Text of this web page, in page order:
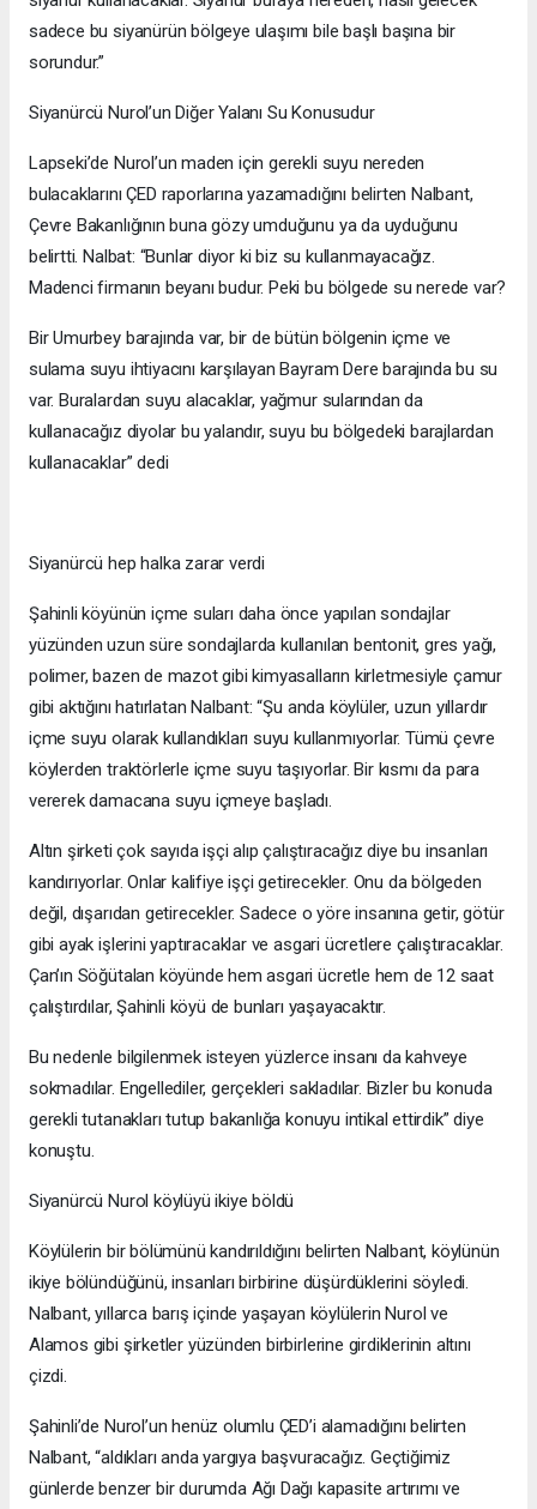
sadece bu siyanürün bölgeye ulaşımı bile başlı başına bir
sorundur.”
Siyanürcü Nurol’un Diğer Yalanı Su Konusudur
Lapseki’de Nurol’un maden için gerekli suyu nereden
bulacaklarını ÇED raporlarına yazamadığını belirten Nalbant,
Çevre Bakanlığının buna gözy umduğunu ya da uyduğunu
belirtti. Nalbat: “Bunlar diyor ki biz su kullanmayacağız.
Madenci firmanın beyanı budur. Peki bu bölgede su nerede var?
Bir Umurbey barajında var, bir de bütün bölgenin içme ve
sulama suyu ihtiyacını karşılayan Bayram Dere barajında bu su
var. Buralardan suyu alacaklar, yağmur sularından da
kullanacağız diyolar bu yalandır, suyu bu bölgedeki barajlardan
kullanacaklar” dedi
Siyanürcü hep halka zarar verdi
Şahinli köyünün içme suları daha önce yapılan sondajlar
yüzünden uzun süre sondajlarda kullanılan bentonit, gres yağı,
polimer, bazen de mazot gibi kimyasalların kirletmesiyle çamur
gibi aktığını hatırlatan Nalbant: “Şu anda köylüler, uzun yıllardır
içme suyu olarak kullandıkları suyu kullanmıyorlar. Tümü çevre
köylerden traktörlerle içme suyu taşıyorlar. Bir kısmı da para
vererek damacana suyu içmeye başladı.
Altın şirketi çok sayıda işçi alıp çalıştıracağız diye bu insanları
kandırıyorlar. Onlar kalifiye işçi getirecekler. Onu da bölgeden
değil, dışarıdan getirecekler. Sadece o yöre insanına getir, götür
gibi ayak işlerini yaptıracaklar ve asgari ücretlere çalıştıracaklar.
Çan’ın Söğütalan köyünde hem asgari ücretle hem de 12 saat
çalıştırdılar, Şahinli köyü de bunları yaşayacaktır.
Bu nedenle bilgilenmek isteyen yüzlerce insanı da kahveye
sokmadılar. Engellediler, gerçekleri sakladılar. Bizler bu konuda
gerekli tutanakları tutup bakanlığa konuyu intikal ettirdik” diye
konuştu.
Siyanürcü Nurol köylüyü ikiye böldü
Köylülerin bir bölümünü kandırıldığını belirten Nalbant, köylünün
ikiye bölündüğünü, insanları birbirine düşürdüklerini söyledi.
Nalbant, yıllarca barış içinde yaşayan köylülerin Nurol ve
Alamos gibi şirketler yüzünden birbirlerine girdiklerinin altını
çizdi.
Şahinli’de Nurol’un henüz olumlu ÇED’i alamadığını belirten
Nalbant, “aldıkları anda yargıya başvuracağız. Geçtiğimiz
günlerde benzer bir durumda Ağı Dağı kapasite artırımı ve